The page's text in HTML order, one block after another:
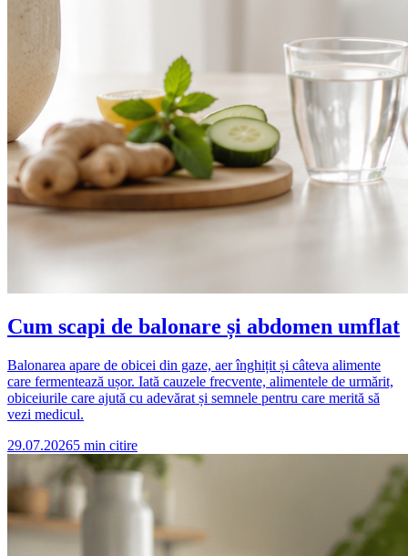
Cum scapi de balonare și abdomen umflat
Balonarea apare de obicei din gaze, aer înghițit și câteva alimente
care fermentează ușor. Iată cauzele frecvente, alimentele de urmărit,
obiceiurile care ajută cu adevărat și semnele pentru care merită să
vezi medicul.
29.07.20265 min citire